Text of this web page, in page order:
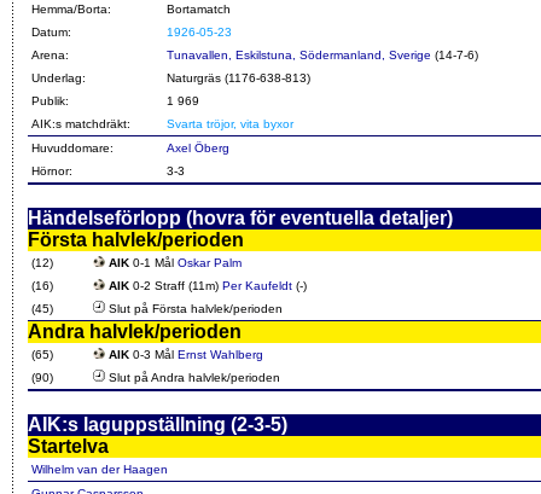
Hemma/Borta:
Bortamatch
Datum:
1926-05-23
Arena:
Tunavallen, Eskilstuna, Södermanland, Sverige (14-7-6)
Underlag:
Naturgräs (1176-638-813)
Publik:
1 969
AIK:s matchdräkt:
Svarta tröjor, vita byxor
Huvuddomare:
Axel Öberg
Hörnor:
3-3
Händelseförlopp (hovra för eventuella detaljer)
Första halvlek/perioden
(12) AIK 0-1 Mål Oskar Palm
(16)
AIK 0-2 Straff (11m) Per Kaufeldt (-)
(45)
Slut på Första halvlek/perioden
Andra halvlek/perioden
(65) AIK 0-3 Mål Ernst Wahlberg
(90)
Slut på Andra halvlek/perioden
AIK:s laguppställning (2-3-5)
Startelva
Wilhelm van der Haagen